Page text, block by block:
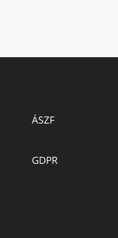
ÁSZF
GDPR